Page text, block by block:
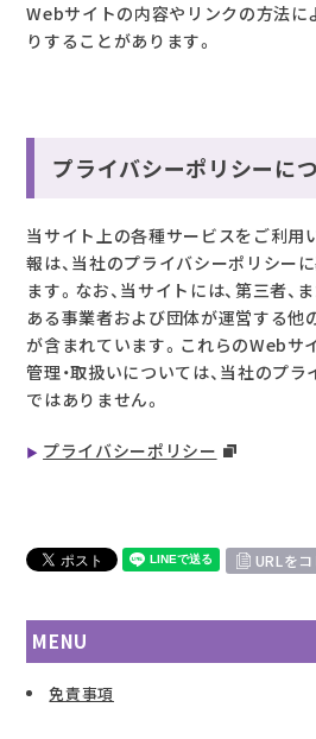
Webサイトの内容やリンクの方法に
りすることがあります。
プライバシーポリシーに
当サイト上の各種サービスをご利用
報は、当社のプライバシーポリシー
ます。なお、当サイトには、第三者、
ある事業者および団体が運営する他
が含まれています。これらのWebサ
管理・取扱いについては、当社のプ
ではありません。
プライバシーポリシー
URLを
MENU
免責事項